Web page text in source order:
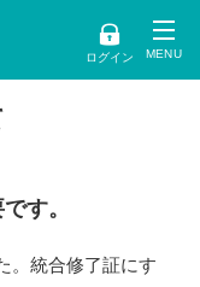
ログイン
す。
。統合修了証にす